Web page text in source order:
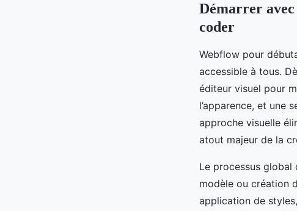
Démarrer
coder
Webflow pour
accessible à tous.
éditeur visuel pour
l’apparence, et une
approche visuelle
atout majeur de la
Le processus global
modèle ou création
application de